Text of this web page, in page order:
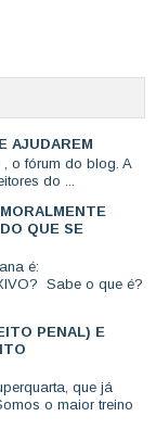
AJUDAREM
o fórum do blog. A
do ...
QUE SE
é:
Sabe o que é?
PENAL) E
que já
o maior treino